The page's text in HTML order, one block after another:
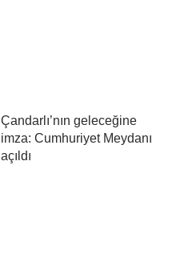
Çandarlı’nın geleceğine
imza: Cumhuriyet Meydanı
açıldı